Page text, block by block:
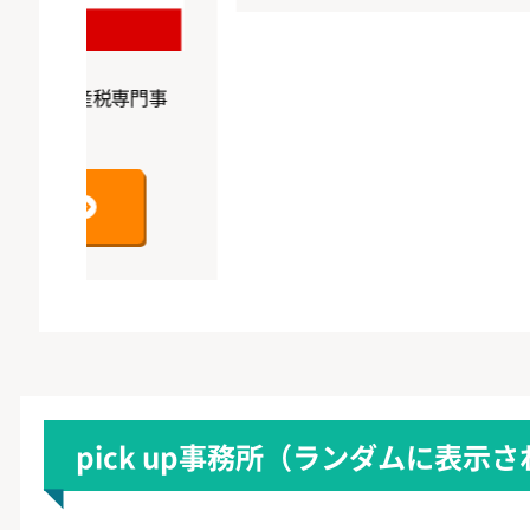
税専門事
pick up事務所（ランダムに表示さ